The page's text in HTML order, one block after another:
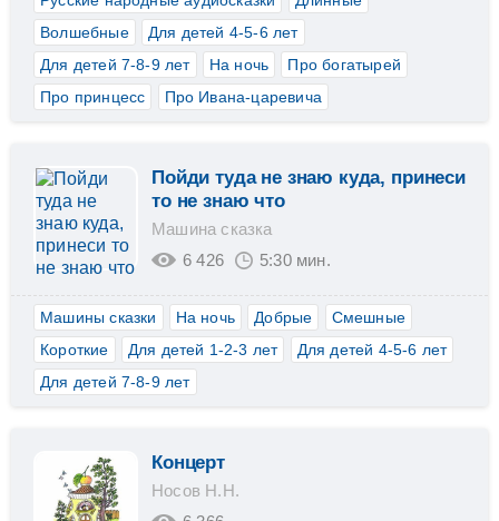
Волшебные
Для детей 4-5-6 лет
Для детей 7-8-9 лет
На ночь
Про богатырей
Про принцесс
Про Ивана-царевича
Пойди туда не знаю куда, принеси
то не знаю что
Машина сказка
6 426
5:30 мин.
Машины сказки На ночь Добрые
Смешные
Короткие
Для детей 1-2-3 лет
Для детей 4-5-6 лет
Для детей 7-8-9 лет
Концерт
Носов Н.Н.